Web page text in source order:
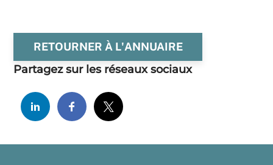
RETOURNER À L'ANNUAIRE
Partagez sur les réseaux sociaux